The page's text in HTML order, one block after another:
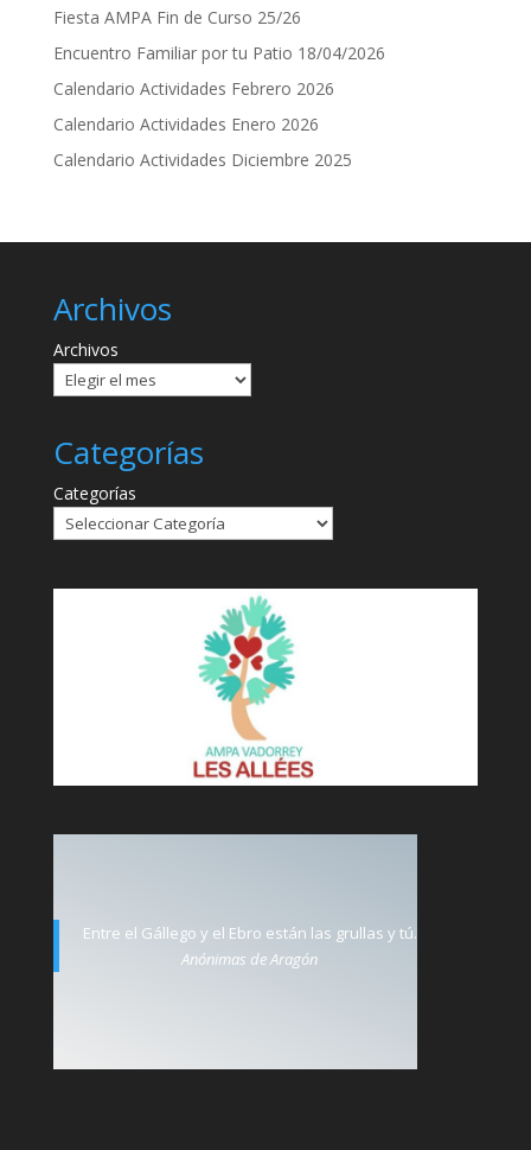
Fiesta AMPA Fin de Curso 25/26
Encuentro Familiar por tu Patio 18/04/2026
Calendario Actividades Febrero 2026
Calendario Actividades Enero 2026
Calendario Actividades Diciembre 2025
Archivos
Archivos
Categorías
Categorías
Entre el Gállego y el Ebro están las grullas y tú.
Anónimas de Aragón